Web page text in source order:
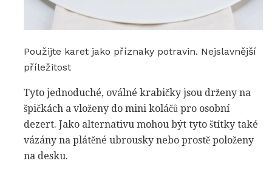
Použijte karet jako příznaky potravin. Nejslavnější
příležitost
Tyto jednoduché, oválné krabičky jsou drženy na
špičkách a vloženy do mini koláčů pro osobní
dezert. Jako alternativu mohou být tyto štítky také
vázány na plátěné ubrousky nebo prostě položeny
na desku.